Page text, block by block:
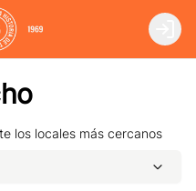
Login
los locales más cercanos